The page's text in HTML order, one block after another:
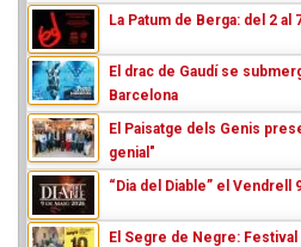
La Patum de Berga: del 2 al
El drac de Gaudí se
Barcelona
El Paisatge dels Genis
genial"
“Dia del Diable” el Vendrell
El Segre de Negre: